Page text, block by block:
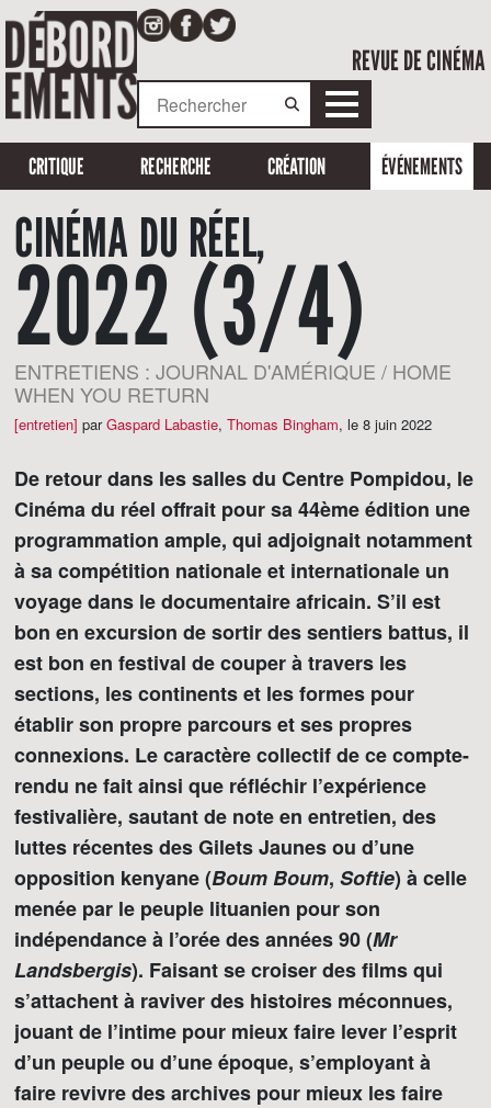
REVUE DE CINÉMA
CRITIQUE RECHERCHE CRÉATION ÉVÉNEMENTS
CINÉMA DU RÉEL,
2022 (3/4)
ENTRETIENS : JOURNAL D'AMÉRIQUE / HOME
WHEN YOU RETURN
[entretien] parGaspard Labastie, Thomas Bingham, le 8 juin 2022
De retour dans les salles du Centre Pompidou, le
Cinéma du réel offrait pour sa 44ème édition une
programmation ample, qui adjoignait notamment
à sa compétition nationale et internationale un
voyage dans le documentaire africain. S’il est
bon en excursion de sortir des sentiers battus, il
est bon en festival de couper à travers les
sections, les continents et les formes pour
établir son propre parcours et ses propres
connexions. Le caractère collectif de ce compte-
rendu ne fait ainsi que réfléchir l’expérience
festivalière, sautant de note en entretien, des
luttes récentes des Gilets Jaunes ou d’une
opposition kenyane (Boum Boum, Softie) à celle
menée par le peuple lituanien pour son
indépendance à l’orée des années 90 (Mr
Landsbergis). Faisant se croiser des films qui
s’attachent à raviver des histoires méconnues,
jouant de l’intime pour mieux faire lever l’esprit
d’un peuple ou d’une époque, s’employant à
faire revivre des archives pour mieux les faire